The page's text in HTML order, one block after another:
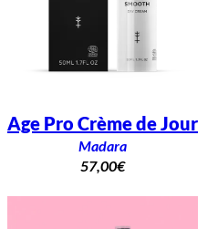
Age Pro Crème de Jour
Madara
57,00€